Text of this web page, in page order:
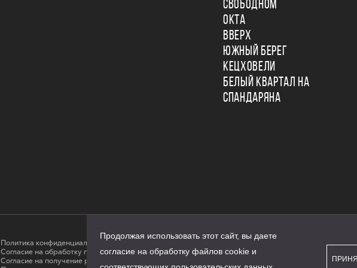
СВОБОДНОМ
ОКТА
ВВЕРХ
ЮЖНЫЙ БЕРЕГ
КЕЦХОВЕЛИ
БЕЛЫЙ КВАРТАЛ НА
СПАНДАРЯНА
Политика конфиденциальности
Согласие на обработку персональных данных
Cогласие на получение рассылки
Продолжая использовать этот сайт, вы даете
согласие на обработку файлов cookie и